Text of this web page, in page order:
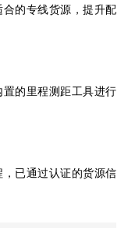
的专线货源，提升配
的里程测距工具进行
已通过认证的货源信